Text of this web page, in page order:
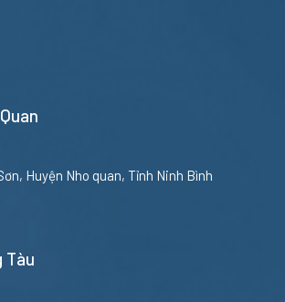
Huyện Nho quan, Tỉnh Ninh Bình
Tàu